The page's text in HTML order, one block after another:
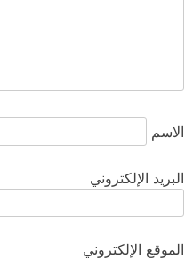
الاسم
البريد الإلكتروني
الموقع الإلكتروني